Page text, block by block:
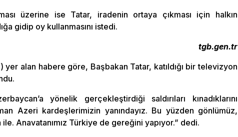
üzerine ise Tatar, iradenin ortaya çıkması için halkın
gidip oy kullanmasını istedi.
tgb.gen.tr
yer alan habere göre, Başbakan Tatar, katıldığı bir televizyon
yönelik gerçekleştirdiği saldırıları kınadıklarını
Azeri kardeşlerimizin yanındayız. Bu yüzden gönlümüz,
Anavatanımız Türkiye de gereğini yapıyor.” dedi.